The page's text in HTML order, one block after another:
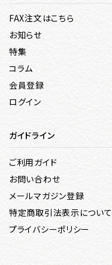
FAX注文はこちら
お知らせ
特集
コラム
会員登録
ログイン
ガイドライン
ご利用ガイド
お問い合わせ
メールマガジン登録
特定商取引法表示について
プライバシーポリシー